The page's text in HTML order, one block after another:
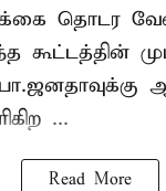
தொடர
...
Read More